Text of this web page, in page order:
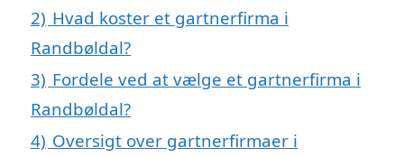
2) Hvad koster et gartnerfirma i
Randbøldal?
3) Fordele ved at vælge et gartnerfirma i
Randbøldal?
4) Oversigt over gartnerfirmaer i